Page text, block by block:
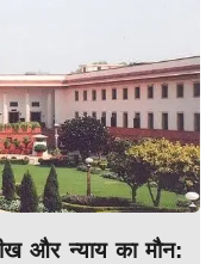
और न्याय का मौन: